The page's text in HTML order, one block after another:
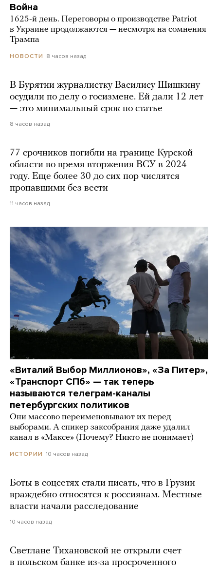
Война
1625-й день. Переговоры о производстве Patriot
в Украине продолжаются — несмотря на сомнения
Трампа
НОВОСТИ 8 часов назад
В Бурятии журналистку Василису Шишкину
осудили по делу о госизмене. Ей дали 12 лет
— это минимальный срок по статье
8 часов назад
77 срочников погибли на границе Курской
области во время вторжения ВСУ в 2024
году. Еще более 30 до сих пор числятся
пропавшими без вести
11 часов назад
«Виталий Выбор Миллионов», «За Питер»,
«Транспорт СПб» — так теперь
называются телеграм-каналы
петербургских политиков
Они массово переименовывают их перед
выборами. А спикер заксобрания даже удалил
канал в «Максе» (Почему? Никто не понимает)
ИСТОРИИ 10 часов назад
Боты в соцсетях стали писать, что в Грузии
враждебно относятся к россиянам. Местные
власти начали расследование
10 часов назад
Светлане Тихановской не открыли счет
в польском банке из-за просроченного